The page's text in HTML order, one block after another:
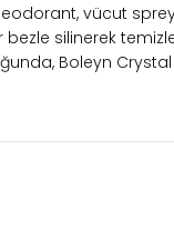
vücut
silinerek
Boleyn Crystal